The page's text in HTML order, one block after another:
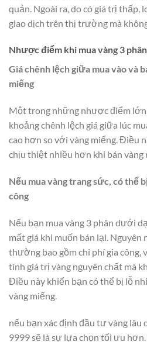
quản. Ngoài ra, do có giá trị thấp,
giao dịch trên thị trường mà
Nhược điểm khi mua vàng 3 phân
Giá chênh lệch giữa mua vào và
miếng
Một trong những nhược điểm lớn
khoảng chênh lệch giá giữa lúc
cao hơn so với vàng miếng. Điều
chịu thiệt nhiều hơn khi bán
Nếu mua vàng trang sức, có thể
công
Nếu bạn mua vàng 3 phân dưới
mất giá khi muốn bán lại. Nguyên
thường bao gồm chi phí gia công,
tính giá trị vàng nguyên chất mà
Điều này khiến bạn có thể bị lỗ
vàng miếng.
nếu bạn xác định đầu tư vàng lâu
9999 sẽ là sự lựa chọn tối ưu